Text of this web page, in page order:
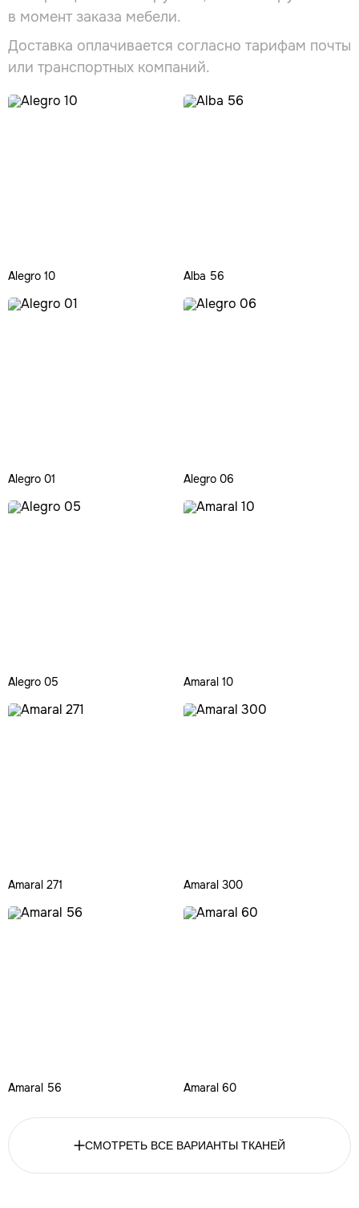
в момент заказа мебели.
Доставка оплачивается согласно тарифам почты
или транспортных компаний.
Alegro 10 Alba 56
Alegro 01 Alegro 06
Alegro 05 Amaral 10
Amaral 271 Amaral 300
Amaral 56 Amaral 60
СМОТРЕТЬ ВСЕ ВАРИАНТЫ ТКАНЕЙ